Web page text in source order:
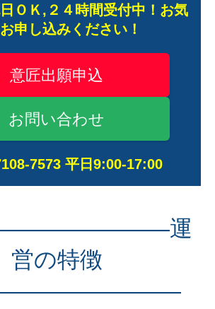
ＯＫ,２４時間受付中！お気
申し込みください！
意匠出願申込
お問い合わせ
7573 平日9:00-17:00
運
営の特徴